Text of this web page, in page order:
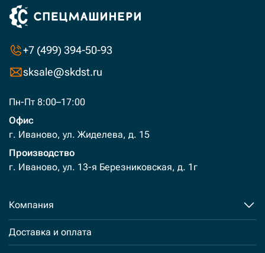
+7 (499) 394-50-93
sksale@skdst.ru
Пн-Пт 8:00–17:00
Офис
г. Иваново, ул. Жиделева, д. 15
Производство
г. Иваново, ул. 13-я Березниковская, д. 1г
Компания
Доставка и оплата